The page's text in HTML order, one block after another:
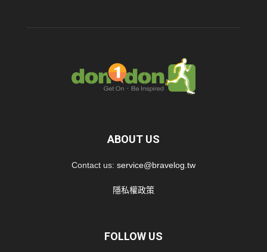
ABOUT US
Contact us: service@bravelog.tw
隱私權政策
FOLLOW US